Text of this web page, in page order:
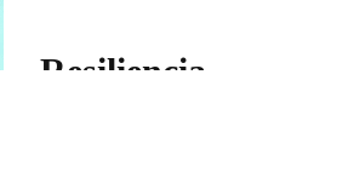
Resiliencia